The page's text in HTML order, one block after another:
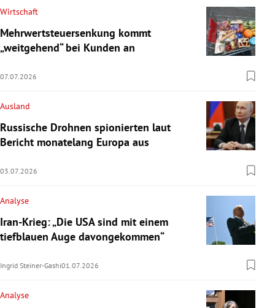
Wirtschaft
Mehrwertsteuersenkung kommt
„weitgehend“ bei Kunden an
07.07.2026
Ausland
Russische Drohnen spionierten laut
Bericht monatelang Europa aus
03.07.2026
Analyse
Iran-Krieg: „Die USA sind mit einem
tiefblauen Auge davongekommen“
Ingrid Steiner-Gashi01.07.2026
Analyse